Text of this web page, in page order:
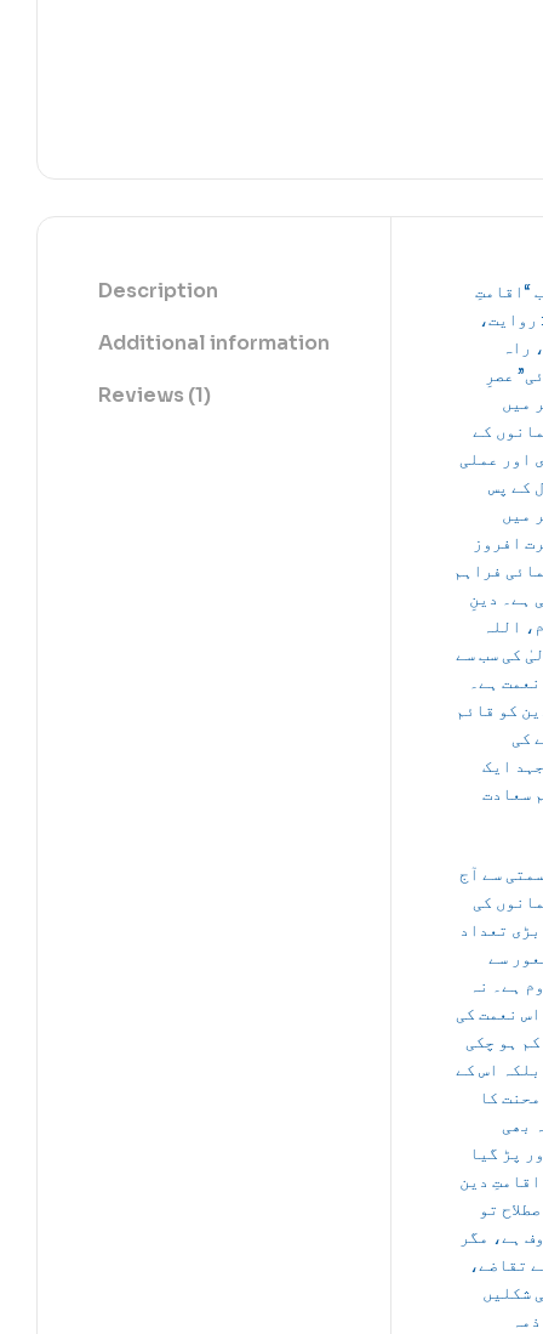
Description
Additional information
Reviews (1)
“اقامتِ
روایت،
راہ
عصرِ
میں
کے
اور عملی
کے پس
میں
افروز
فراہم
ہے۔ دینِ
، اللہ
کی سب سے
ہے۔
کو قائم
کی
ایک
سعادت
سے آج
کی
تعداد
سے
ہے۔ نہ
نعمت کی
ہو چکی
اس کے
کا
بھی
پڑ گیا
دین
تو
ہے، مگر
تقاضے،
شکلیں